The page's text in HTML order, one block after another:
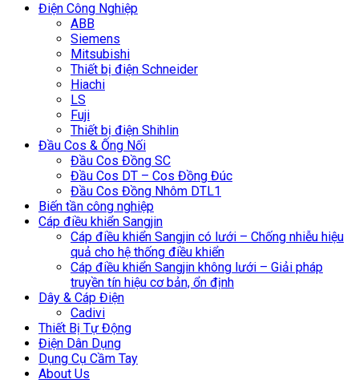
Điện Công Nghiệp
ABB
Siemens
Mitsubishi
Thiết bị điện Schneider
Hiachi
LS
Fuji
Thiết bị điện Shihlin
Đầu Cos & Ống Nối
Đầu Cos Đồng SC
Đầu Cos DT – Cos Đồng Đúc
Đầu Cos Đồng Nhôm DTL1
Biến tần công nghiệp
Cáp điều khiển Sangjin
Cáp điều khiển Sangjin có lưới – Chống nhiễu hiệu
quả cho hệ thống điều khiển
Cáp điều khiển Sangjin không lưới – Giải pháp
truyền tín hiệu cơ bản, ổn định
Dây & Cáp Điện
Cadivi
Thiết Bị Tự Động
Điện Dân Dụng
Dụng Cụ Cầm Tay
About Us